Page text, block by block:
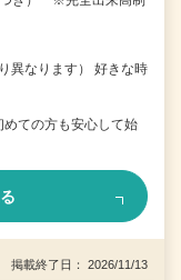
異なります） 好きな時
ての方も安心して始
掲載終了日： 2026/11/13